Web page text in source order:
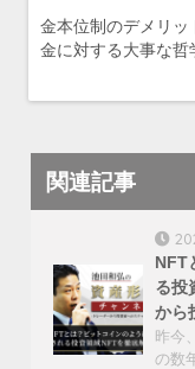
金本位制のデメリッ
金に対する大事な哲
関連記事
NFT
る投
から
昨今
の数